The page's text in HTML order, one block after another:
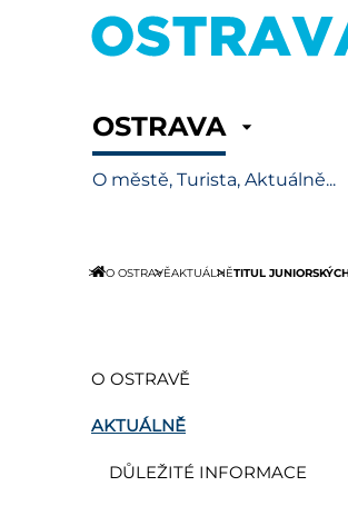
OSTRAVA
O městě, Turista, Aktuálně...
O OSTRAVĚAKTUÁLNĚTITUL
O OSTRAVĚ
AKTUÁLNĚ
DŮLEŽITÉ INFORMACE